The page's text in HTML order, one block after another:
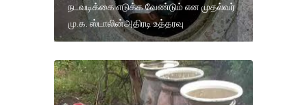
நடவடிக்கை எடுக்க வேண்டும் என முதல்வர்
மு.க. ஸ்டாலின்அதிரடி உத்தரவு